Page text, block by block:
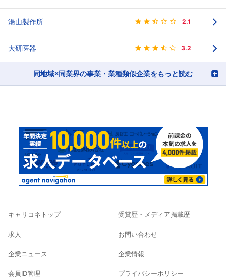
湯山製作所 2.1
大研医器 3.2
同地域×同業界の事業・業種類似企業をもっと読む
キャリコネトップ
求人
企業ニュース
会員ID管理
受賞歴・メディア掲載歴
お問い合わせ
企業情報
プライバシーポリシー